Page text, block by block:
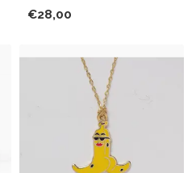
€28,00